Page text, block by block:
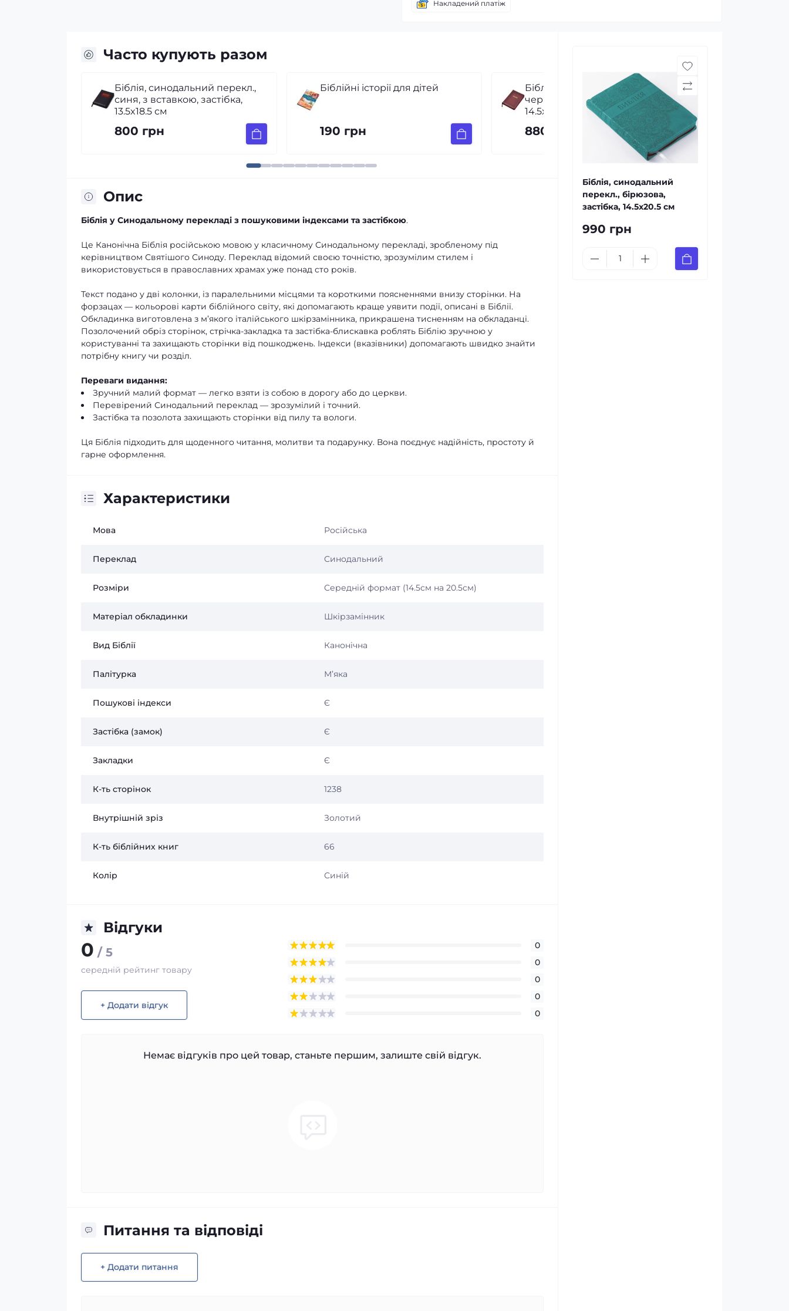
Накладений платіж
Часто купують разом
Біблійні історії для дітей
190 грн
Біблія, синодальний перекл.,
880 грн
Моя велика зручна Біблія
220 грн
Опис
Біблія у Синодальному перекладі з пошуковими індексами та застібкою.
Це Канонічна Біблія російською мовою у класичному Синодальному перекладі, зробленому під
керівництвом Святішого Синоду. Переклад відомий своєю точністю, зрозумілим стилем і
використовується в православних храмах уже понад сто років.
Текст подано у дві колонки, із паралельними місцями та короткими поясненнями внизу сторінки. На
форзацах — кольорові карти біблійного світу, які допомагають краще уявити події, описані в Біблії.
Обкладинка виготовлена з м’якого італійського шкірзамінника, прикрашена тисненням на обкладанці.
Позолочений обріз сторінок, стрічка-закладка та застібка-блискавка роблять Біблію зручною у
користуванні та захищають сторінки від пошкоджень. Індекси (вказівники) допомагають швидко знайти
потрібну книгу чи розділ.
Переваги видання:
Зручний малий формат — легко взяти із собою в дорогу або до церкви.
Перевірений Синодальний переклад — зрозумілий і точний.
Застібка та позолота захищають сторінки від пилу та вологи.
Ця Біблія підходить для щоденного читання, молитви та подарунку. Вона поєднує надійність, простоту й
гарне оформлення.
Характеристики
Мова Російська
Переклад Синодальний
Розміри Середній формат (14.5см на 20.5см)
Матеріал обкладинки Шкірзамінник
Вид Біблії Канонічна
Палітурка Мʼяка
Пошукові індекси Є
Застібка (замок) Є
Закладки Є
К-ть сторінок 1238
Внутрішній зріз Золотий
К-ть біблійних книг 66
Колір Синій
Відгуки
0 / 5
середній рейтинг товару
+ Додати відгук
0
0
0
0
0
Немає відгуків про цей товар, станьте першим, залиште свій відгук.
Питання та відповіді
+ Додати питання
Біблія, синодальний
перекл., бірюзова,
застібка, 14.5x20.5 см
990 грн